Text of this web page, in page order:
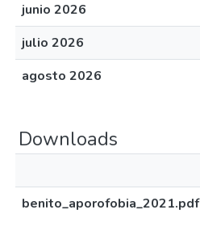
junio 2026
julio 2026
agosto 2026
Downloads
benito_aporofobia_2021.pdf